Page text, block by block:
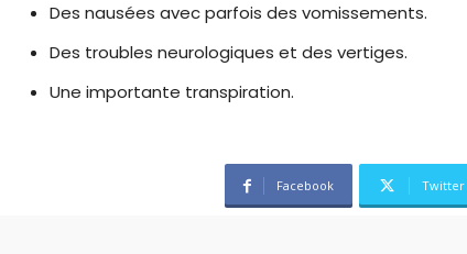
Des nausées avec parfois des vomissements.
Des troubles neurologiques et des vertiges.
Une importante transpiration.
Facebook Twitter